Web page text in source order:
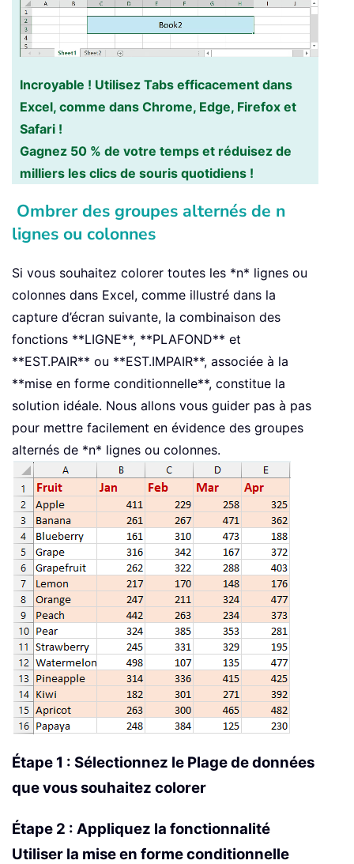
Incroyable ! Utilisez Tabs efficacement dans
Excel, comme dans Chrome, Edge, Firefox et
Safari !
Gagnez 50 % de votre temps et réduisez de
milliers les clics de souris quotidiens !
Ombrer des groupes alternés de n
lignes ou colonnes
Si vous souhaitez colorer toutes les *n* lignes ou
colonnes dans Excel, comme illustré dans la
capture d’écran suivante, la combinaison des
fonctions **LIGNE**, **PLAFOND** et
**EST.PAIR** ou **EST.IMPAIR**, associée à la
**mise en forme conditionnelle**, constitue la
solution idéale. Nous allons vous guider pas à pas
pour mettre facilement en évidence des groupes
alternés de *n* lignes ou colonnes.
Étape 1 : Sélectionnez le Plage de données
que vous souhaitez colorer
Étape 2 : Appliquez la fonctionnalité
Utiliser la mise en forme conditionnelle